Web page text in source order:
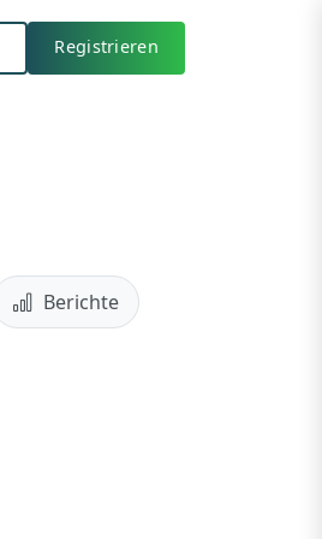
Registrieren
Anmelden
Registrieren
Berichte